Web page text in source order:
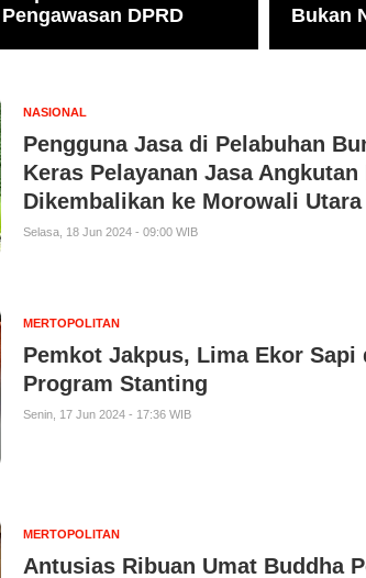
Pengawasan DPRD
Bukan
NASIONAL
Pengguna Jasa di Pelabuhan
Keras Pelayanan Jasa Angkutan
Dikembalikan ke Morowali Utara
Selasa, 18 Jun 2024 - 09:00 WIB
MERTOPOLITAN
Pemkot Jakpus, Lima Ekor
Program Stanting
Senin, 17 Jun 2024 - 17:36 WIB
MERTOPOLITAN
Antusias Ribuan Umat Buddha